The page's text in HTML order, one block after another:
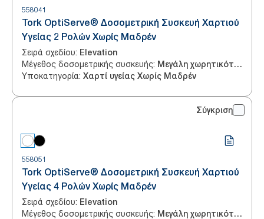
558041
Tork OptiServe® Δοσομετρική Συσκευή Χαρτιού
Υγείας 2 Ρολών Χωρίς Μαδρέν
Σειρά σχεδίου: Elevation
Μέγεθος δοσομετρικής συσκευής: Μεγάλη χωρητικότητα
Υποκατηγορία: Χαρτί υγείας Χωρίς Μαδρέν
Σύγκριση
558051
Tork OptiServe® Δοσομετρική Συσκευή Χαρτιού
Υγείας 4 Ρολών Χωρίς Μαδρέν
Σειρά σχεδίου: Elevation
Μέγεθος δοσομετρικής συσκευής: Μεγάλη χωρητικότητα